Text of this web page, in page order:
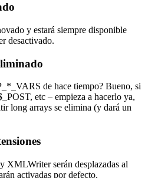
y estará siempre disponible
desactivado.
de hace tiempo? Bueno, si
etc – empieza a hacerlo ya,
long arrays se elimina (y dará un
XMLWriter serán desplazadas al
activadas por defecto.